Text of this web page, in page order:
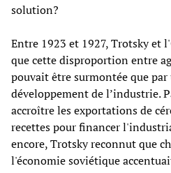
solution?
Entre 1923 et 1927, Trotsky et
que cette disproportion entre
pouvait être surmontée que
développement de l’industrie.
accroître les exportations de
recettes pour financer
encore, Trotsky reconnut que
l'économie soviétique